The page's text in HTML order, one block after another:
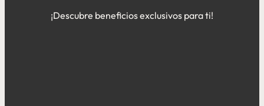
¡Descubre beneficios exclusivos para ti!